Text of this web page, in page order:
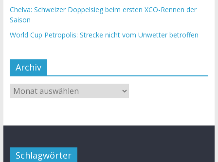
Chelva: Schweizer Doppelsieg beim ersten XCO-Rennen der
Saison
World Cup Petropolis: Strecke nicht vom Unwetter betroffen
Archiv
Schlagwörter